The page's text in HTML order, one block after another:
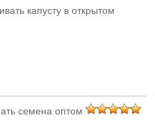
капусту в открытом
семена оптом